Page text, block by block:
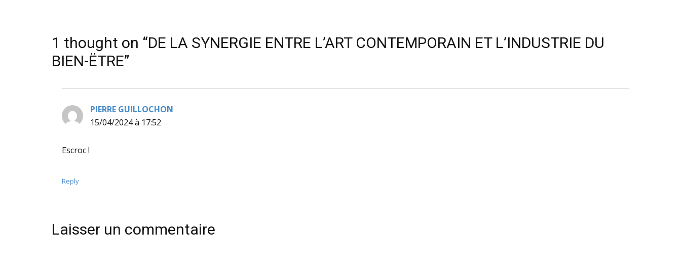
1 thought on “DE LA SYNERGIE ENTRE L’ART CONTEMPORAIN ET L’INDUSTRIE DU
BIEN-ËTRE”
PIERRE GUILLOCHON
15/04/2024 à 17:52
Escroc !
Reply
Laisser un commentaire